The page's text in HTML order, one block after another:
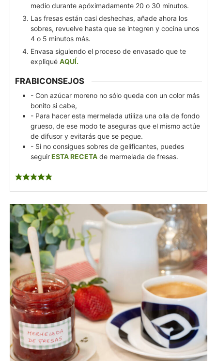
medio durante apóximadamente 20 o 30 minutos.
Las fresas están casi deshechas, añade ahora los
sobres, revuelve hasta que se integren y cocina unos
4 o 5 minutos más.
Envasa siguiendo el proceso de envasado que te
expliqué AQUÍ.
FRABICONSEJOS
- Con azúcar moreno no sólo queda con un color más
bonito si cabe,
- Para hacer esta mermelada utiliza una olla de fondo
grueso, de ese modo te aseguras que el mismo actúe
de difusor y evitarás que se pegue.
- Si no consigues sobres de gelificantes, puedes
seguirESTA RECETA de mermelada de fresas.